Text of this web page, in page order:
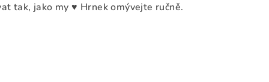
tak, jako my ♥ Hrnek omývejte ručně.